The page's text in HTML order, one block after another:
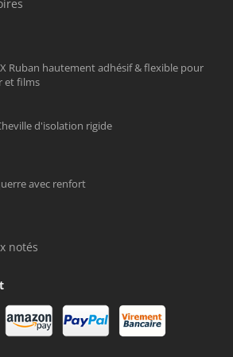
Ruban hautement adhésif & flexible pour
et films
d'isolation rigide
avec renfort
notés